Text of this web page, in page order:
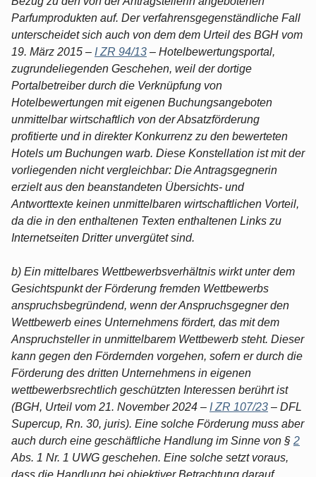
Parfumprodukten auf. Der verfahrensgegenständliche Fall
unterscheidet sich auch von dem dem Urteil des BGH vom
19. März 2015 – I ZR 94/13 – Hotelbewertungsportal,
zugrundeliegenden Geschehen, weil der dortige
Portalbetreiber durch die Verknüpfung von
Hotelbewertungen mit eigenen Buchungsangeboten
unmittelbar wirtschaftlich von der Absatzförderung
profitierte und in direkter Konkurrenz zu den bewerteten
Hotels um Buchungen warb. Diese Konstellation ist mit der
vorliegenden nicht vergleichbar: Die Antragsgegnerin
erzielt aus den beanstandeten Übersichts- und
Antworttexte keinen unmittelbaren wirtschaftlichen Vorteil,
da die in den enthaltenen Texten enthaltenen Links zu
Internetseiten Dritter unvergütet sind.
b) Ein mittelbares Wettbewerbsverhältnis wirkt unter dem
Gesichtspunkt der Förderung fremden Wettbewerbs
anspruchsbegründend, wenn der Anspruchsgegner den
Wettbewerb eines Unternehmens fördert, das mit dem
Anspruchsteller in unmittelbarem Wettbewerb steht. Dieser
kann gegen den Fördernden vorgehen, sofern er durch die
Förderung des dritten Unternehmens in eigenen
wettbewerbsrechtlich geschützten Interessen berührt ist
(BGH, Urteil vom 21. November 2024 – I ZR 107/23 – DFL
Supercup, Rn. 30, juris). Eine solche Förderung muss aber
auch durch eine geschäftliche Handlung im Sinne von § 2
Abs. 1 Nr. 1 UWG geschehen. Eine solche setzt voraus,
dass die Handlung bei objektiver Betrachtung darauf